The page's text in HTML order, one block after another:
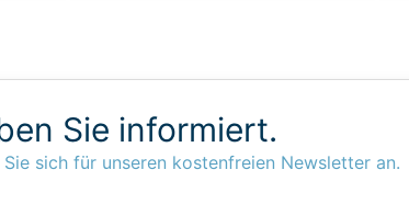
Sie informiert.
Sie sich für unseren kostenfreien Newsletter an.